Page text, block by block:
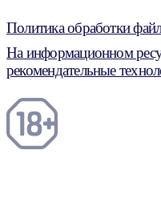
Политика обработки
На информационном
рекомендательные